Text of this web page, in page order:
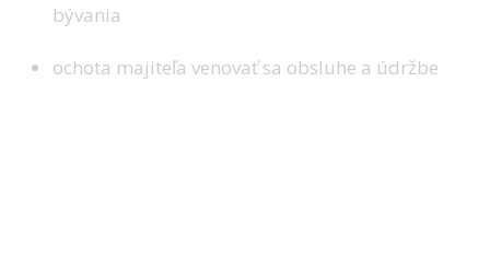
bývania
ochota majiteľa venovať sa obsluhe a údržbe